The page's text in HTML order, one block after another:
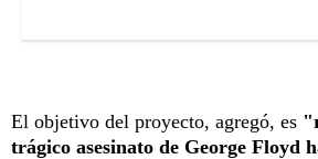
El objetivo del proyecto, agregó, es
trágico asesinato de George Floyd